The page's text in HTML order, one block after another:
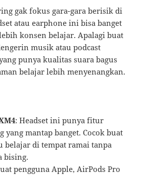
gak fokus gara-gara berisik di
atau earphone ini bisa banget
konsen belajar. Apalagi buat
musik atau podcast
punya kualitas suara bagus
belajar lebih menyenangkan.
: Headset ini punya fitur
yang mantap banget. Cocok buat
belajar di tempat ramai tanpa
bising.
pengguna Apple, AirPods Pro